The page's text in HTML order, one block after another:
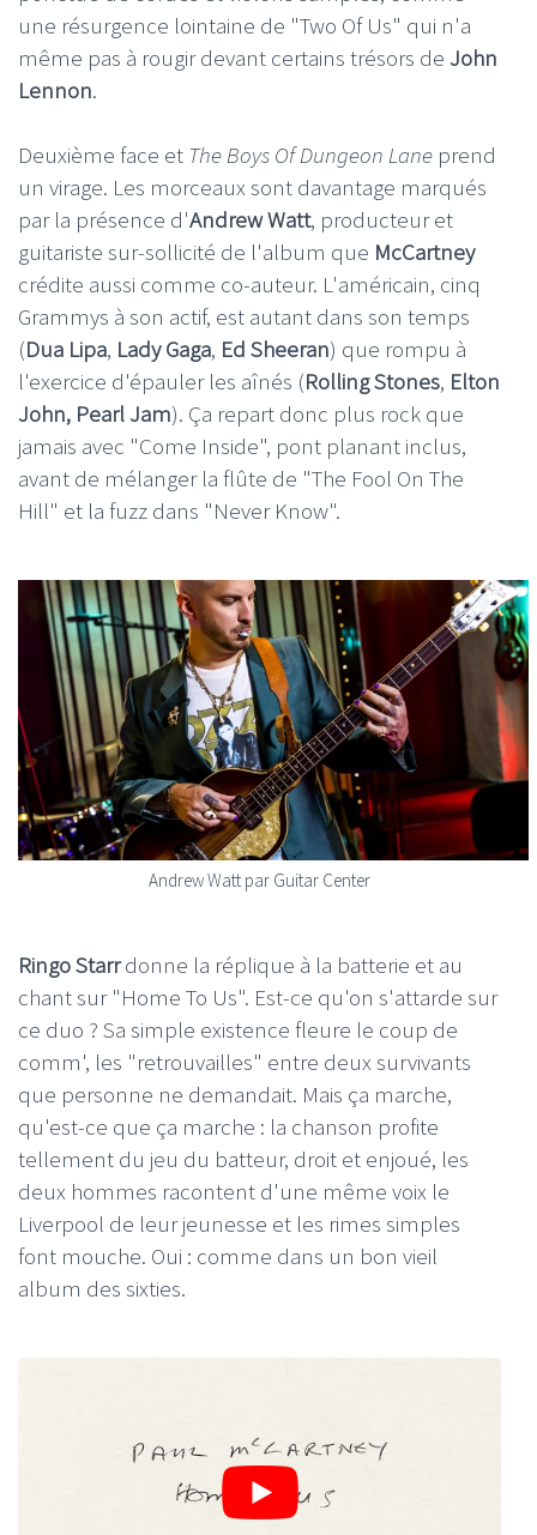
une résurgence lointaine de "Two Of Us" qui n'a
même pas à rougir devant certains trésors de John
Lennon.
Deuxième face et The Boys Of Dungeon Lane prend
un virage. Les morceaux sont davantage marqués
par la présence d'Andrew Watt, producteur et
guitariste sur-sollicité de l'album que McCartney
crédite aussi comme co-auteur. L'américain, cinq
Grammys à son actif, est autant dans son temps
(Dua Lipa, Lady Gaga, Ed Sheeran) que rompu à
l'exercice d'épauler les aînés (Rolling Stones, Elton
John, Pearl Jam). Ça repart donc plus rock que
jamais avec "Come Inside", pont planant inclus,
avant de mélanger la flûte de "The Fool On The
Hill" et la fuzz dans "Never Know".
Andrew Watt par Guitar Center
Ringo Starrdonne la réplique à la batterie et au
chant sur "Home To Us". Est-ce qu'on s'attarde sur
ce duo ? Sa simple existence fleure le coup de
comm', les "retrouvailles" entre deux survivants
que personne ne demandait. Mais ça marche,
qu'est-ce que ça marche : la chanson profite
tellement du jeu du batteur, droit et enjoué, les
deux hommes racontent d'une même voix le
Liverpool de leur jeunesse et les rimes simples
font mouche. Oui : comme dans un bon vieil
album des sixties.